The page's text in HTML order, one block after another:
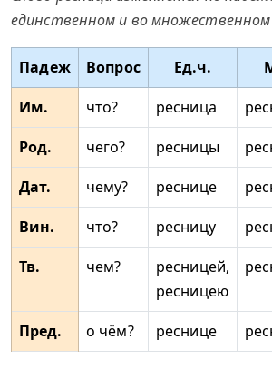
единственном и во множественном
Падеж Вопрос Ед.ч.
Им.
что? ресница
Род.
чего? ресницы
Дат.
чему? реснице
Вин.
что? ресницу
Тв.
чем?
ресницей,
ресницею
Пред. о чём? реснице